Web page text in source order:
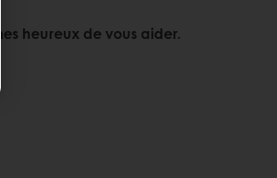
heureux de vous aider.